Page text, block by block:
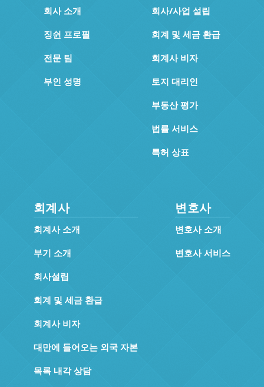
회사 소개
징쉰 프로필
전문 팀
부인 성명
회사/사업 설립
회계 및 세금 환급
회계사 비자
토지 대리인
부동산 평가
법률 서비스
특허 상표
회계사
회계사 소개
부기 소개
회사설립
회계 및 세금 환급
회계사 비자
대만에 들어오는 외국 자본
목록 내각 상담
변호사
변호사 소개
변호사 서비스